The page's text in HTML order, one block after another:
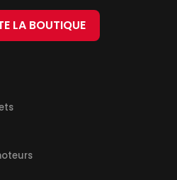
LA BOUTIQUE